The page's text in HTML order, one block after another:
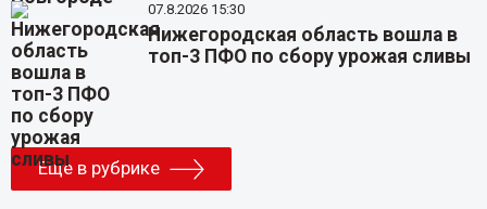
07.8.2026 15:30
Нижегородская область вошла в
топ-3 ПФО по сбору урожая сливы
Еще в рубрике